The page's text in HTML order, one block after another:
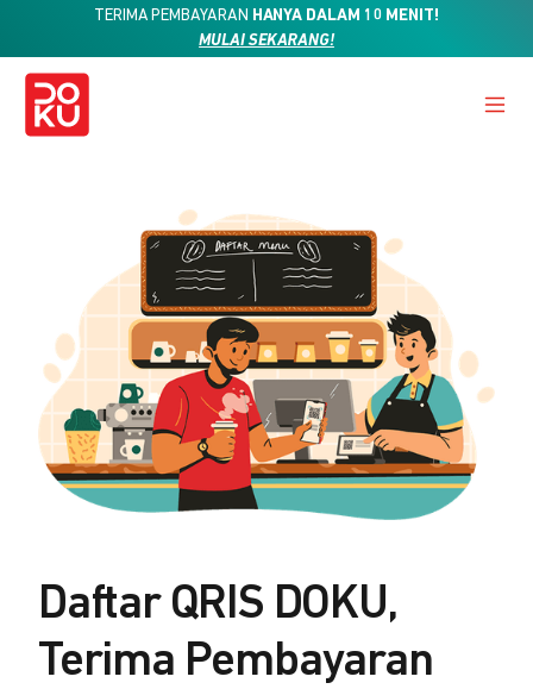
TERIMA PEMBAYARAN HANYA DALAM 10 MENIT!
MULAI SEKARANG!
Daftar QRIS DOKU,
Terima Pembayaran